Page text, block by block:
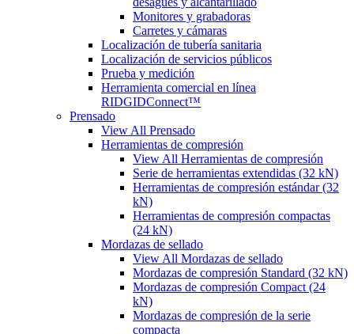
Monitores y grabadoras
Carretes y cámaras
Localización de tubería sanitaria
Localización de servicios públicos
Prueba y medición
Herramienta comercial en línea
RIDGIDConnect™
Prensado
View All Prensado
Herramientas de compresión
View All Herramientas de compresión
Serie de herramientas extendidas (32 kN)
Herramientas de compresión estándar (32
kN)
Herramientas de compresión compactas
(24 kN)
Mordazas de sellado
View All Mordazas de sellado
Mordazas de compresión Standard (32 kN)
Mordazas de compresión Compact (24
kN)
Mordazas de compresión de la serie
compacta